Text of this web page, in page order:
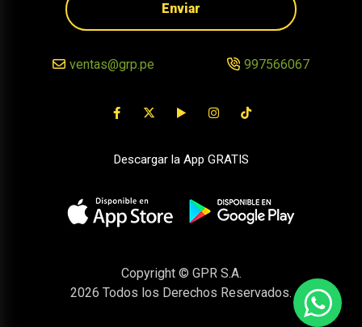
Enviar
ventas@grp.pe 997566067
Descargar la App GRATIS
Copyright © GPR S.A.
2026 Todos los Derechos Reservados.